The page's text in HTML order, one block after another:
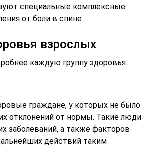
специальные комплексные
от боли в спине.
взрослых
каждую группу здоровья.
граждане, у которых не было
отклонений от нормы. Такие люди
заболеваний, а также факторов
действий таким